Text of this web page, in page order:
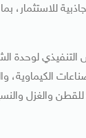
للاستثمار،
لوحدة
للصناعات
والغزل